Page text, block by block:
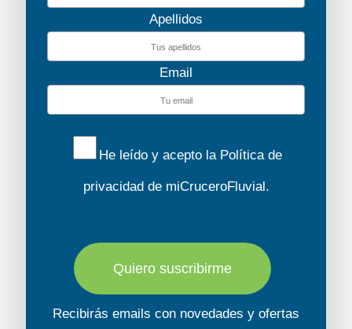
Apellidos
Email
He leído y acepto la Política de
privacidadde miCruceroFluvial.
Quiero suscribirme
Recibirás emails con novedades y ofertas